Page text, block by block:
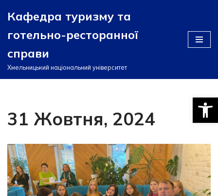
Перейти
до
вмісту
Кафедра туризму та
готельно-ресторанної
справи
Хмельницький національний університет
31 Жовтня, 2024